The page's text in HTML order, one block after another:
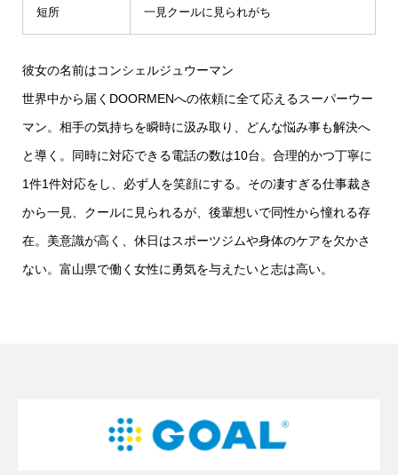
短所 一見クールに見られがち
彼女の名前はコンシェルジュウーマン
世界中から届くDOORMENへの依頼に全て応えるスーパーウー
マン。相手の気持ちを瞬時に汲み取り、どんな悩み事も解決へ
と導く。同時に対応できる電話の数は10台。合理的かつ丁寧に
1件1件対応をし、必ず人を笑顔にする。その凄すぎる仕事裁き
から一見、クールに見られるが、後輩想いで同性から憧れる存
在。美意識が高く、休日はスポーツジムや身体のケアを欠かさ
ない。富山県で働く女性に勇気を与えたいと志は高い。